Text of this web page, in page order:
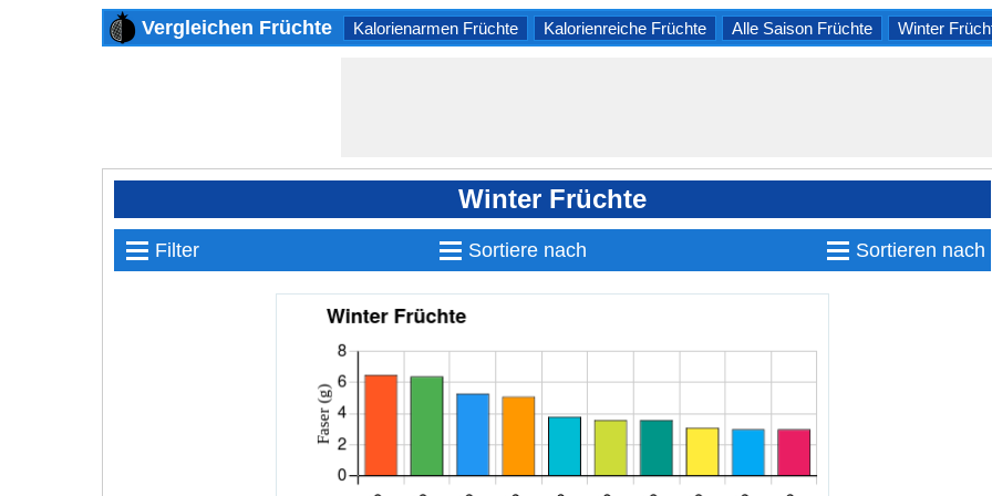
Vergleichen Früchte Kalorienarmen Früchte Kalorienreiche Früchte Alle Saison Früchte Winter
Winter Früchte
≡ Filter ≡ Sortieren nach
≡ Sortiere nach